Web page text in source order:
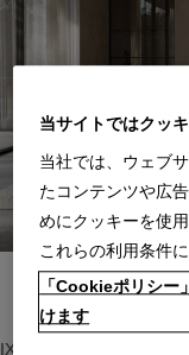
IXC（イクスシー）は、
当サイトではクッ
当社では、ウェブ
たコンテンツや広
めにクッキーを使
これらの利用条件
「Cookieポリシー
けます